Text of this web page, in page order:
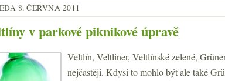
8. ČERVNA 2011
v parkové piknikové úpravě
Veltlín, Veltliner, Veltlínské zelené,
nejčastěji. Kdysi to mohlo být ale také